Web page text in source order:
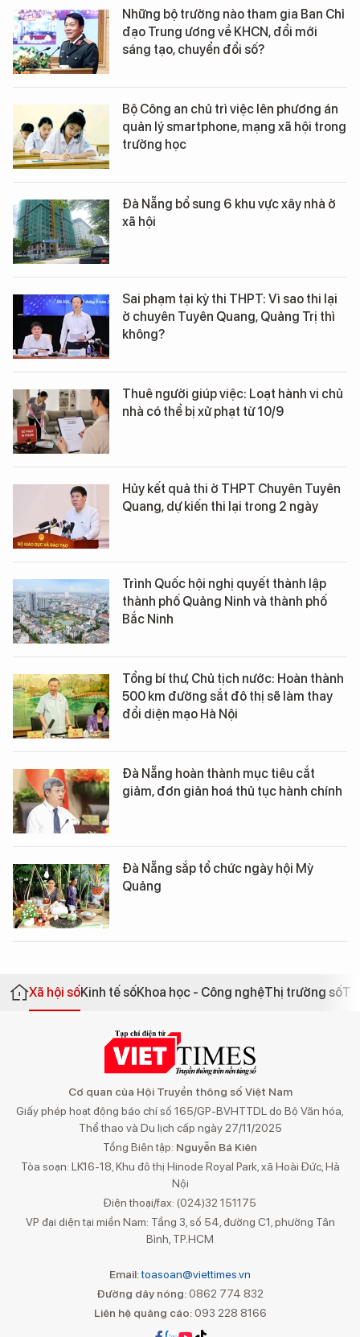
Những bộ trưởng nào tham gia Ban Chỉ
đạo Trung ương về KHCN, đổi mới
sáng tạo, chuyển đổi số?
Bộ Công an chủ trì việc lên phương án
quản lý smartphone, mạng xã hội trong
trường học
Đà Nẵng bổ sung 6 khu vực xây nhà ở
xã hội
Sai phạm tại kỳ thi THPT: Vì sao thi lại
ở chuyên Tuyên Quang, Quảng Trị thì
không?
Thuê người giúp việc: Loạt hành vi chủ
nhà có thể bị xử phạt từ 10/9
Hủy kết quả thi ở THPT Chuyên Tuyên
Quang, dự kiến thi lại trong 2 ngày
Trình Quốc hội nghị quyết thành lập
thành phố Quảng Ninh và thành phố
Bắc Ninh
Tổng bí thư, Chủ tịch nước: Hoàn thành
500 km đường sắt đô thị sẽ làm thay
đổi diện mạo Hà Nội
Đà Nẵng hoàn thành mục tiêu cắt
giảm, đơn giản hoá thủ tục hành chính
Đà Nẵng sắp tổ chức ngày hội Mỳ
Quảng
Xã hội sốKinh tế sốKhoa học - Công nghệThị trường số
Cơ quan của Hội Truyền thông số Việt Nam
Giấy phép hoạt động báo chí số 165/GP-BVHTTDL do Bộ Văn hóa,
Thể thao và Du lịch cấp ngày 27/11/2025
Tổng Biên tập: Nguyễn Bá Kiên
Tòa soạn: LK16-18, Khu đô thị Hinode Royal Park, xã Hoài Đức, Hà
Nội
Điện thoại/fax: (024)32 151175
VP đại diện tại miền Nam: Tầng 3, số 54, đường C1, phường Tân
Bình, TP.HCM
Email:toasoan@viettimes.vn
Đường dây nóng: 0862 774 832
Liên hệ quảng cáo:093 228 8166